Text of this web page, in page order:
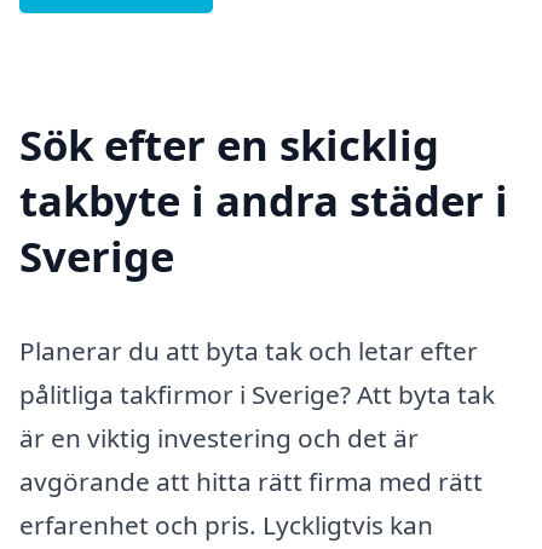
Sök efter en skicklig
takbyte i andra städer i
Sverige
Planerar du att byta tak och letar efter
pålitliga takfirmor i Sverige? Att byta tak
är en viktig investering och det är
avgörande att hitta rätt firma med rätt
erfarenhet och pris. Lyckligtvis kan